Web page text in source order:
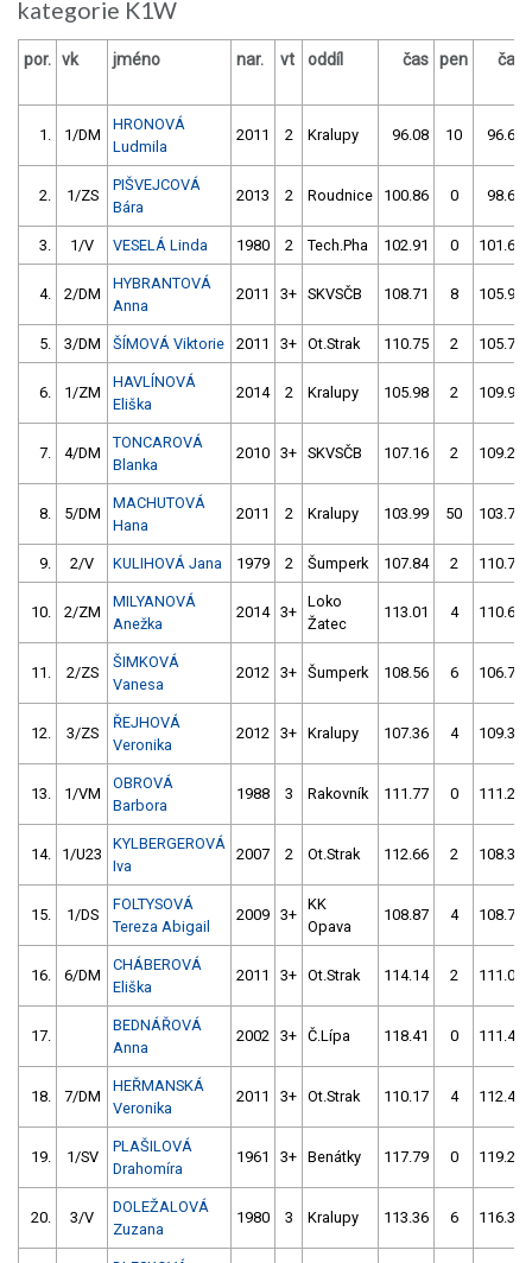
kategorie K1W
por. vk jméno nar. vt oddíl čas pen čas
1. 1/DM
HRONOVÁ
Ludmila
2011 2 Kralupy 96.08 10 96.60
2. 1/ZS
PIŠVEJCOVÁ
Bára
2013 2 Roudnice 100.86 0 98.66
3. 1/V VESELÁ Linda 1980 2 Tech.Pha 102.91 0 101.66
4. 2/DM
HYBRANTOVÁ
Anna
2011 3+ SKVSČB 108.71 8 105.91
5. 3/DM ŠÍMOVÁ Viktorie 2011 3+ Ot.Strak 110.75 2 105.70
6. 1/ZM
HAVLÍNOVÁ
Eliška
2014 2 Kralupy 105.98 2 109.96
7. 4/DM
TONCAROVÁ
Blanka
2010 3+ SKVSČB 107.16 2 109.21
8. 5/DM
MACHUTOVÁ
Hana
2011 2 Kralupy 103.99 50 103.70
9. 2/V KULIHOVÁ Jana 1979 2 Šumperk 107.84 2 110.78
10. 2/ZM
MILYANOVÁ
Anežka
2014 3+
Loko
Žatec
113.01 4 110.62
11. 2/ZS
ŠIMKOVÁ
Vanesa
2012 3+ Šumperk 108.56 6 106.74
12. 3/ZS
ŘEJHOVÁ
Veronika
2012 3+ Kralupy 107.36 4 109.38
13. 1/VM
OBROVÁ
Barbora
1988 3 Rakovník 111.77 0 111.23
14. 1/U23
KYLBERGEROVÁ
Iva
2007 2 Ot.Strak 112.66 2 108.30
15. 1/DS
FOLTYSOVÁ
Tereza Abigail
2009 3+
KK
Opava
108.87 4 108.72
16. 6/DM
CHÁBEROVÁ
Eliška
2011 3+ Ot.Strak 114.14 2 111.08
17.
BEDNÁŘOVÁ
Anna
2002 3+ Č.Lípa 118.41 0 111.44
18. 7/DM
HEŘMANSKÁ
Veronika
2011 3+ Ot.Strak 110.17 4 112.44
19. 1/SV
PLAŠILOVÁ
Drahomíra
1961 3+ Benátky 117.79 0 119.23
20. 3/V
DOLEŽALOVÁ
Zuzana
1980 3 Kralupy 113.36 6 116.38